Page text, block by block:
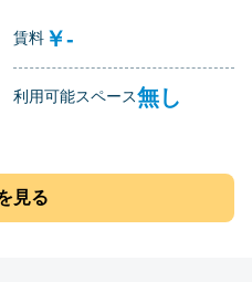
賃料 ￥-
利用可能スペース無し
見る